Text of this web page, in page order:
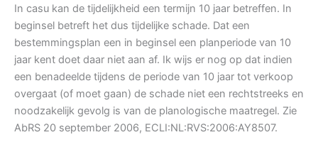
In casu kan de tijdelijkheid een termijn 10 jaar betreffen. In
beginsel betreft het dus tijdelijke schade. Dat een
bestemmingsplan een in beginsel een planperiode van 10
jaar kent doet daar niet aan af. Ik wijs er nog op dat indien
een benadeelde tijdens de periode van 10 jaar tot verkoop
overgaat (of moet gaan) de schade niet een rechtstreeks en
noodzakelijk gevolg is van de planologische maatregel. Zie
AbRS 20 september 2006, ECLI:NL:RVS:2006:AY8507.